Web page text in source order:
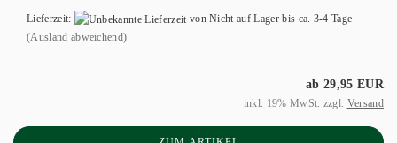
Lieferzeit:
von Nicht auf Lager bis ca. 3-4 Tage
(Ausland abweichend)
ab 29,95 EUR
inkl. 19% MwSt. zzgl. Versand